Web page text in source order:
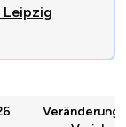
Leipzig
Veränderung